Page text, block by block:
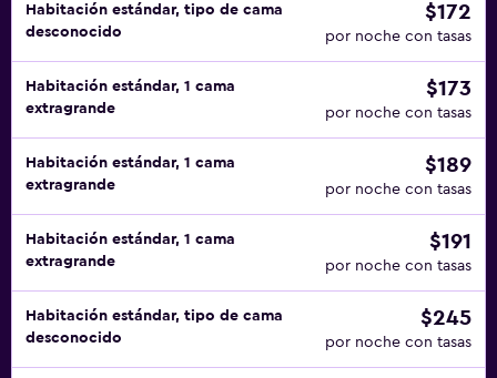
Habitación estándar, tipo de cama
desconocido
$172
por noche con tasas
Habitación estándar, 1 cama
extragrande
$173
por noche con tasas
Habitación estándar, 1 cama
extragrande
$189
por noche con tasas
Habitación estándar, 1 cama
extragrande
$191
por noche con tasas
Habitación estándar, tipo de cama
desconocido
$245
por noche con tasas